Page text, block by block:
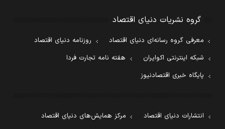
گروه نشریات دنیای اقتصاد
معرفی گروه رسانه‌ای دنیای اقتصاد
روزنامه دنیای اقتصاد
شبکه اینترنتی اکوایران
هفته نامه تجارت فردا
پایگاه خبری اقتصادنیوز
انتشارات دنیای اقتصاد
مرکز همایش‌های دنیای اقتصاد